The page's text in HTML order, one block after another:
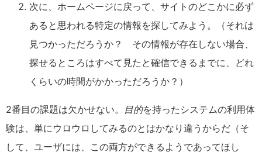
次に、ホームページに戻って、サイトのどこかに必ず
あると思われる特定の情報を探してみよう。（それは
見つかっただろうか？ その情報が存在しない場合、
探せるところはすべて見たと確信できるまでに、どれ
くらいの時間がかかっただろうか？）
2番目の課題は欠かせない。 目的を持ったシステムの利用体
験は、単にウロウロしてみるのとはかなり違うからだ（そ
して、ユーザには、この両方ができるようであってほし